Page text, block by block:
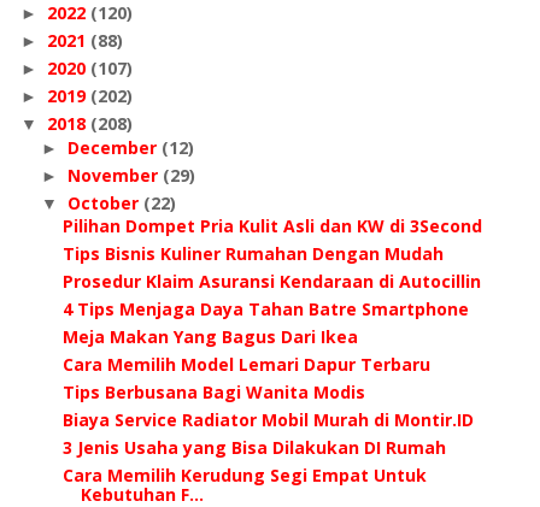
► 2022 (120)
► 2021 (88)
► 2020 (107)
► 2019 (202)
▼ 2018 (208)
► December (12)
► November (29)
▼ October (22)
Pilihan Dompet Pria Kulit Asli dan KW di 3Second
Tips Bisnis Kuliner Rumahan Dengan Mudah
Prosedur Klaim Asuransi Kendaraan di Autocillin
4 Tips Menjaga Daya Tahan Batre Smartphone
Meja Makan Yang Bagus Dari Ikea
Cara Memilih Model Lemari Dapur Terbaru
Tips Berbusana Bagi Wanita Modis
Biaya Service Radiator Mobil Murah di Montir.ID
3 Jenis Usaha yang Bisa Dilakukan DI Rumah
Cara Memilih Kerudung Segi Empat Untuk
Kebutuhan F...